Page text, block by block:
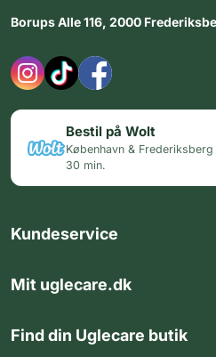
Borups Alle 116, 2000
Bestil på Wolt
København & Frederiksberg
30 min.
Kundeservice
Mit uglecare.dk
Find din Uglecare butik